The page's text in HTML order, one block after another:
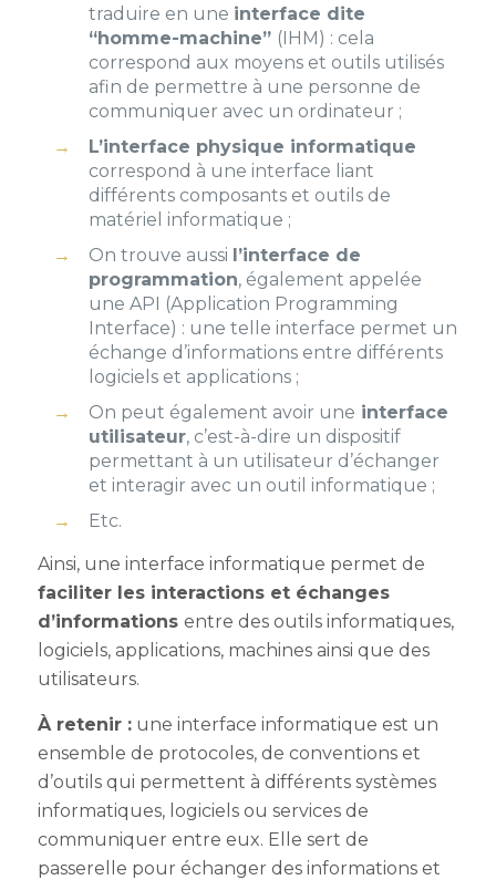
traduire en une interface dite
“homme-machine” (IHM) : cela
correspond aux moyens et outils utilisés
afin de permettre à une personne de
communiquer avec un ordinateur ;
L’interface physique informatique
correspond à une interface liant
différents composants et outils de
matériel informatique ;
On trouve aussi l’interface de
programmation, également appelée
une API (Application Programming
Interface) : une telle interface permet un
échange d’informations entre différents
logiciels et applications ;
On peut également avoir une interface
utilisateur, c’est-à-dire un dispositif
permettant à un utilisateur d’échanger
et interagir avec un outil informatique ;
Etc.
Ainsi, une interface informatique permet de
faciliter les interactions et échanges
d’informations entre des outils informatiques,
logiciels, applications, machines ainsi que des
utilisateurs.
À retenir :une interface informatique est un
ensemble de protocoles, de conventions et
d’outils qui permettent à différents systèmes
informatiques, logiciels ou services de
communiquer entre eux. Elle sert de
passerelle pour échanger des informations et